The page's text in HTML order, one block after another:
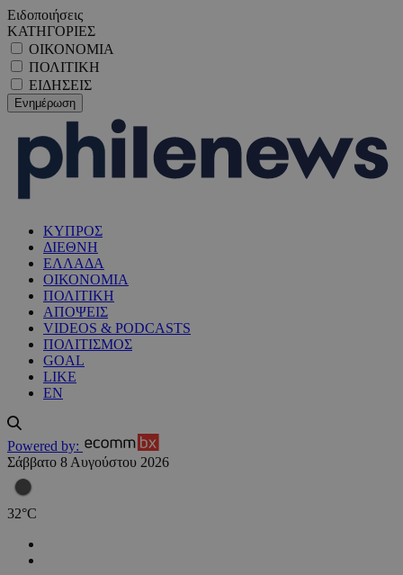
Ειδοποιήσεις
ΚΑΤΗΓΟΡΙΕΣ
ΟΙΚΟΝΟΜΙΑ
ΠΟΛΙΤΙΚΗ
ΕΙΔΗΣΕΙΣ
ΚΥΠΡΟΣ
ΔΙΕΘΝΗ
ΕΛΛΑΔΑ
ΟΙΚΟΝΟΜΙΑ
ΠΟΛΙΤΙΚΗ
ΑΠΟΨΕΙΣ
VIDEOS & PODCASTS
ΠΟΛΙΤΙΣΜΟΣ
GOAL
LIKE
EN
Powered by:
Σάββατο 8 Αυγούστου 2026
32°C